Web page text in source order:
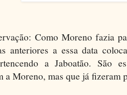
Como Moreno fazia
anteriores a essa data
a Jaboatão. São
a Moreno, mas que já fizeram